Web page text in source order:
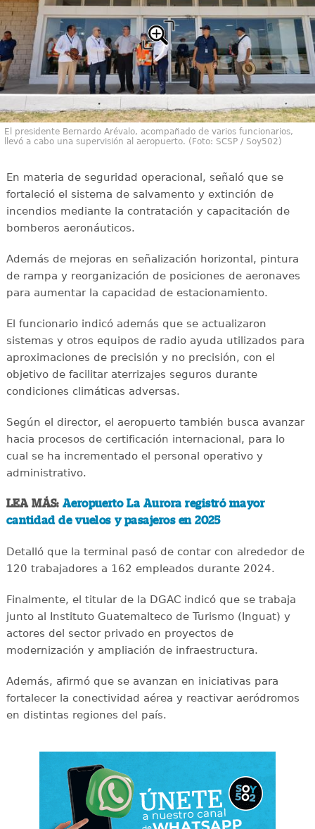
El presidente Bernardo Arévalo, acompañado de varios funcionarios,
llevó a cabo una supervisión al aeropuerto. (Foto: SCSP / Soy502)
En materia de seguridad operacional, señaló que se
fortaleció el sistema de salvamento y extinción de
incendios mediante la contratación y capacitación de
bomberos aeronáuticos.
Además de mejoras en señalización horizontal, pintura
de rampa y reorganización de posiciones de aeronaves
para aumentar la capacidad de estacionamiento.
El funcionario indicó además que se actualizaron
sistemas y otros equipos de radio ayuda utilizados para
aproximaciones de precisión y no precisión, con el
objetivo de facilitar aterrizajes seguros durante
condiciones climáticas adversas.
Según el director, el aeropuerto también busca avanzar
hacia procesos de certificación internacional, para lo
cual se ha incrementado el personal operativo y
administrativo.
LEA MÁS: Aeropuerto La Aurora registró mayor
cantidad de vuelos y pasajeros en 2025
Detalló que la terminal pasó de contar con alrededor de
120 trabajadores a 162 empleados durante 2024.
Finalmente, el titular de la DGAC indicó que se trabaja
junto al Instituto Guatemalteco de Turismo (Inguat) y
actores del sector privado en proyectos de
modernización y ampliación de infraestructura.
Además, afirmó que se avanzan en iniciativas para
fortalecer la conectividad aérea y reactivar aeródromos
en distintas regiones del país.